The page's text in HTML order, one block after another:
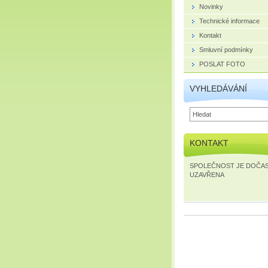
Novinky
Technické informace
Kontakt
Smluvní podmínky
POSLAT FOTO
VYHLEDÁVÁNÍ
KONTAKT
SPOLEČNOST JE
UZAVŘENA